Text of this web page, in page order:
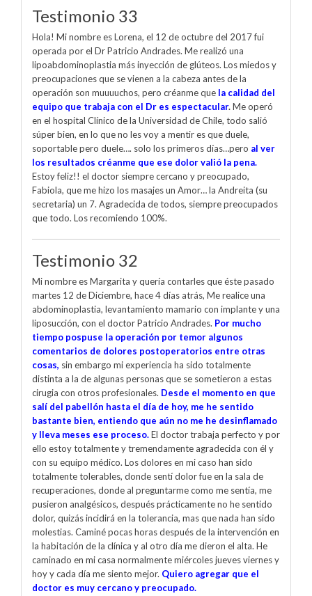
Testimonio 33
Hola! Mi nombre es Lorena, el 12 de octubre del 2017 fui
operada por el Dr Patricio Andrades. Me realizó una
lipoabdominoplastia más inyección de glúteos. Los miedos y
preocupaciones que se vienen a la cabeza antes de la
operación son muuuuchos, pero créanme que la calidad del
equipo que trabaja con el Dr es espectacular.Me operó
en el hospital Clínico de la Universidad de Chile, todo salió
súper bien, en lo que no les voy a mentir es que duele,
soportable pero duele…. solo los primeros días…pero al ver
los resultados créanme que ese dolor valió la pena.
Estoy feliz!! el doctor siempre cercano y preocupado,
Fabiola, que me hizo los masajes un Amor… la Andreita (su
secretaria) un 7. Agradecida de todos, siempre preocupados
que todo. Los recomiendo 100%.
Testimonio 32
Mi nombre es Margarita y quería contarles que éste pasado
martes 12 de Diciembre, hace 4 días atrás, Me realice una
abdominoplastia, levantamiento mamario con implante y una
liposucción, con el doctor Patricio Andrades. Por mucho
tiempo pospuse la operación por temor algunos
comentarios de dolores postoperatorios entre otras
cosas, sin embargo mi experiencia ha sido totalmente
distinta a la de algunas personas que se sometieron a estas
cirugia con otros profesionales. Desde el momento en que
salí del pabellón hasta el día de hoy, me he sentido
bastante bien, entiendo que aún no me he desinflamado
y lleva meses ese proceso.El doctor trabaja perfecto y por
ello estoy totalmente y tremendamente agradecida con él y
con su equipo médico. Los dolores en mi caso han sido
totalmente tolerables, donde sentí dolor fue en la sala de
recuperaciones, donde al preguntarme como me sentía, me
pusieron analgésicos, después prácticamente no he sentido
dolor, quizás incidirá en la tolerancia, mas que nada han sido
molestias. Caminé pocas horas después de la intervención en
la habitación de la clínica y al otro día me dieron el alta. He
caminado en mi casa normalmente miércoles jueves viernes y
hoy y cada día me siento mejor. Quiero agregar que el
doctor es muy cercano y preocupado.